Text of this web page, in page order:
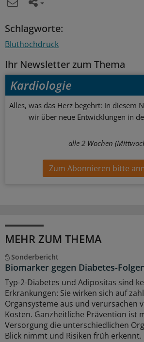
Schlagworte:
Bluthochdruck
Ihr Newsletter zum Thema
Kardiologie
Alles, was das Herz begehrt: In diesem
wir über neue Entwicklungen in
alle 2 Wochen
Zum Abonnieren bitte
MEHR ZUM THEMA
Sonderbericht
Biomarker gegen Diabetes-
Typ-2-Diabetes und Adipositas sind
Erkrankungen: Sie wirken sich auf
Organsysteme aus und verursachen
Kosten. Ganzheitliche Prävention ist
Versorgung die unterschiedlichen
Blick nimmt und Risiken früh erkennt.